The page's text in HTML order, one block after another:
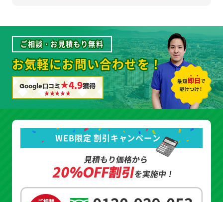
ご相談・お見積もり無料
お気軽にお問い合わせを！
Google口コミ★4.9獲得
WEB限定 割引キャンペーン
見積もり価格から
20%OFF割引を実施中！